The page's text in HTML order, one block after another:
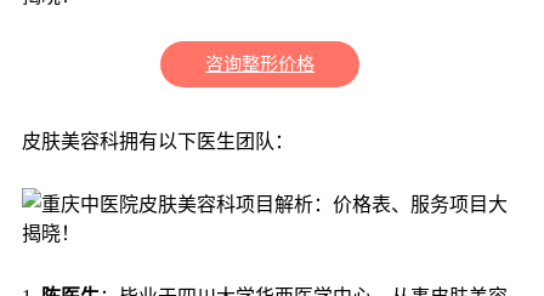
咨询整形价格
皮肤美容科拥有以下医生团队：